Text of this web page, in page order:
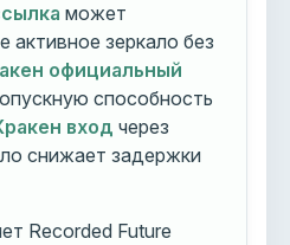
может
активное зеркало без
официальный
способность
вход через
снижает задержки
Recorded Future